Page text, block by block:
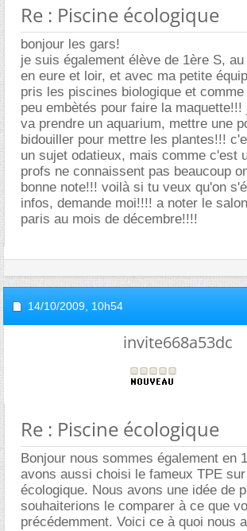
Re : Piscine écologique
bonjour les gars!
je suis également élève de 1ère S,
en eure et loir, et avec ma petite
pris les piscines biologique et
peu embètés pour faire la maquette!!!
va prendre un aquarium, mettre une
bidouiller pour mettre les plantes!!!
un sujet odatieux, mais comme c'est
profs ne connaissent pas beaucoup
bonne note!!! voilà si tu veux qu'on
infos, demande moi!!!! a noter le
paris au mois de décembre!!!!
14/10/2009, 10h54
invite668a53dc
Re : Piscine écologique
Bonjour nous sommes également en
avons aussi choisi le fameux TPE
écologique. Nous avons une idée de
souhaiterions le comparer à ce que
précédemment. Voici ce à quoi nous